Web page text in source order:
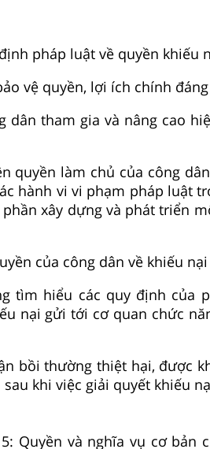
pháp luật về quyền khiếu
vệ quyền, lợi ích chính
dân tham gia và nâng cao
quyền làm chủ của công
hành vi vi phạm pháp luật
xây dựng và phát triển
của công dân về khiếu
tìm hiểu các quy định của
nại gửi tới cơ quan chức
bồi thường thiệt hại, được
khi việc giải quyết khiếu
Quyền và nghĩa vụ cơ bản